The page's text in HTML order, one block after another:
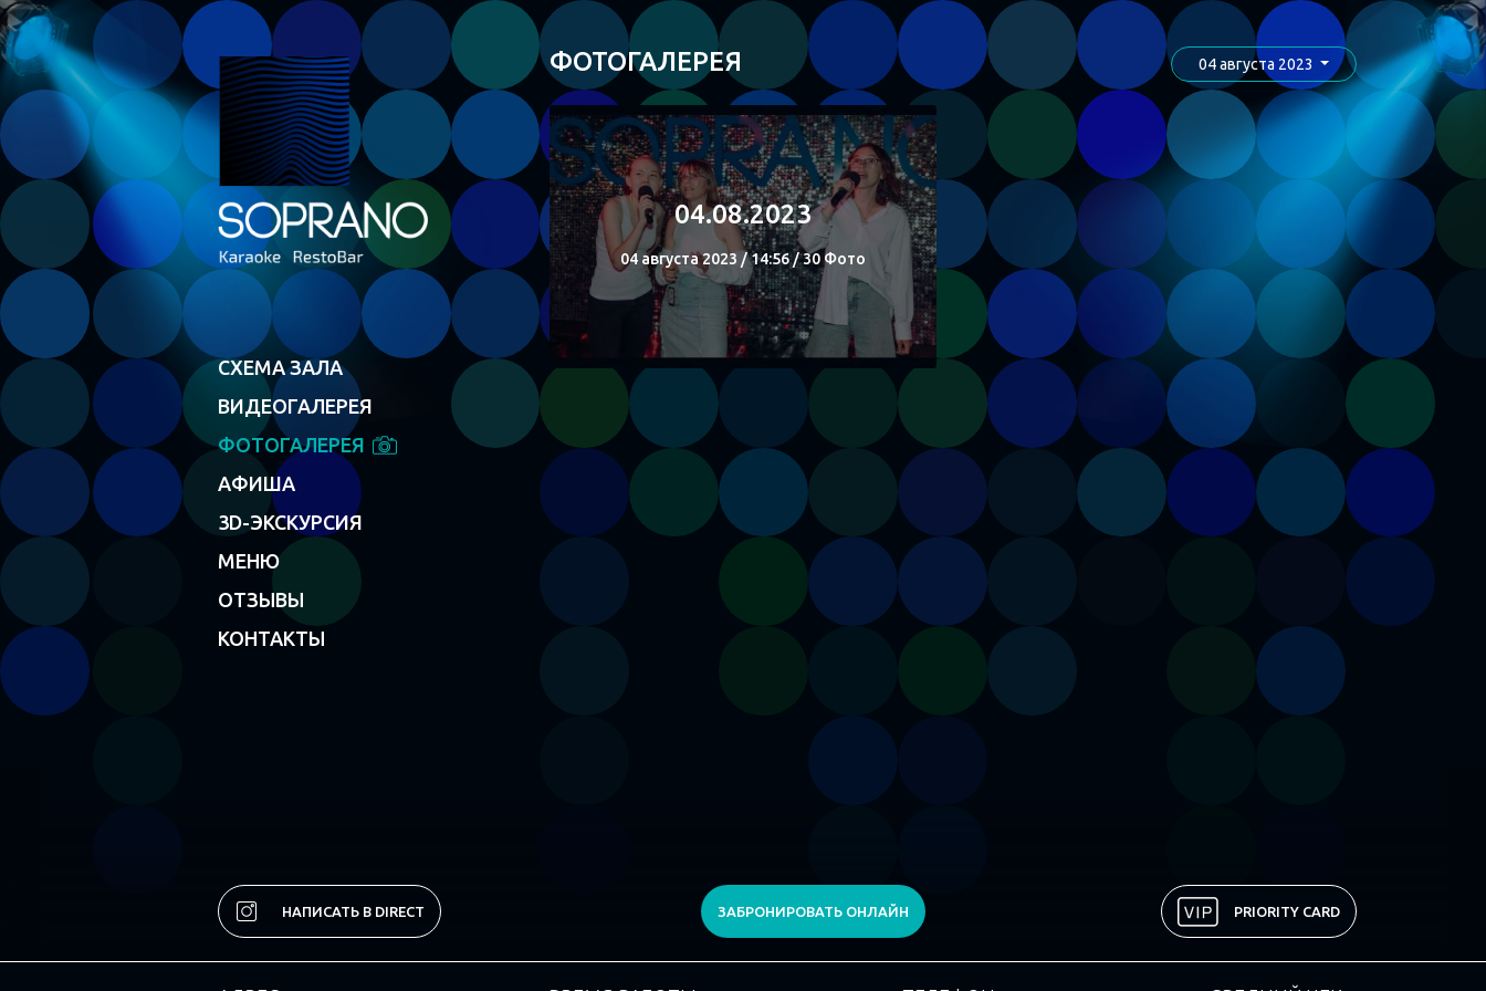
СХЕМА ЗАЛА
ВИДЕОГАЛЕРЕЯ
ФОТОГАЛЕРЕЯ
АФИША
3D-ЭКСКУРСИЯ
МЕНЮ
ОТЗЫВЫ
КОНТАКТЫ
ФОТОГАЛЕРЕЯ 04 августа 2023
04.08.2023
04 августа 2023 / 14:56 / 30 Фото
СМОТРЕТЬ
Поделиться
НАПИСАТЬ В DIRECT ЗАБРОНИРОВАТЬ ОНЛАЙН PRIORITY CARD